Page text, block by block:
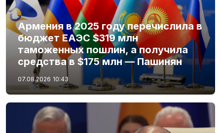
Армения в 2025 году перечислила в
бюджет ЕАЭС $319 млн
таможенных пошлин, а получила
средства в $175 млн — Пашинян
07.08.2026 10:43